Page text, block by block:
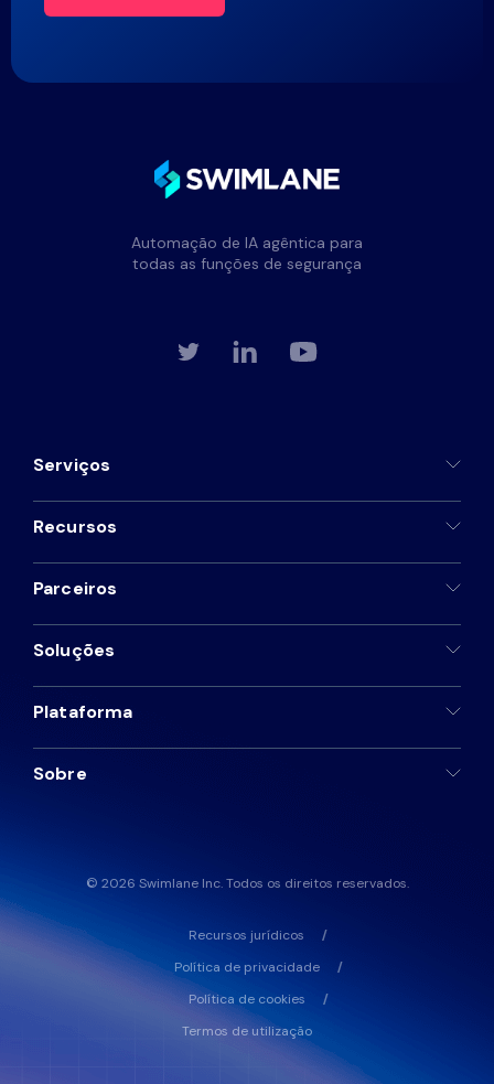
Automação de IA agêntica para
todas as funções de segurança
© 2026 Swimlane Inc. Todos os direitos reservados.
Recursos jurídicos
Política de privacidade
Política de cookies
Termos de utilização
Serviços
Recursos
Parceiros
Soluções
Plataforma
Sobre